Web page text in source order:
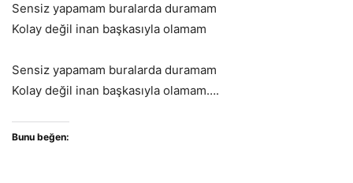
Sensiz yapamam buralarda duramam
Kolay değil inan başkasıyla olamam
Sensiz yapamam buralarda duramam
Kolay değil inan başkasıyla olamam….
Bunu beğen: